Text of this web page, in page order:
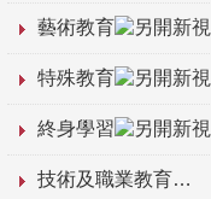
藝術教育
特殊教育
終身學習
技術及職業教育